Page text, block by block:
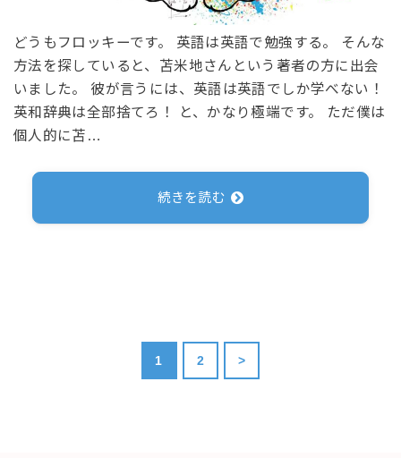
どうもフロッキーです。 英語は英語で勉強する。 そんな
方法を探していると、苫米地さんという著者の方に出会
いました。 彼が言うには、英語は英語でしか学べない！
英和辞典は全部捨てろ！ と、かなり極端です。 ただ僕は
個人的に苫…
続きを読む
1 2 >